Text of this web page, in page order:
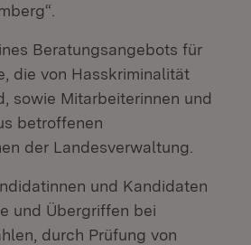
Beratungsangebots für
die von Hasskriminalität
sowie Mitarbeiterinnen und
betroffenen
der Landesverwaltung.
und Kandidaten
und Übergriffen bei
durch Prüfung von